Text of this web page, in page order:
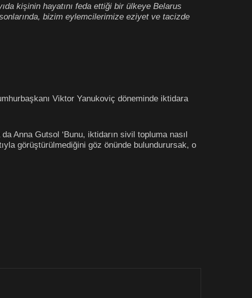
kişinin hayatını feda ettiği bir ülkeye Belarus
bizim eylemcilerimize eziyet ve tacizde
Viktor Yanukoviç döneminde iktidara
Anna Gutsol ‘Bunu, iktidarın sivil topluma nasıl
görüştürülmediğini göz önünde bulundurursak, o